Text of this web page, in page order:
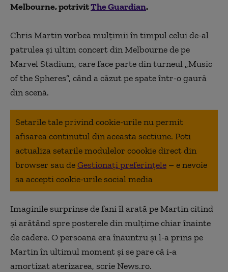
Melbourne, potrivitThe Guardian.
Chris Martin vorbea mulţimii în timpul celui de-al
patrulea şi ultim concert din Melbourne de pe
Marvel Stadium, care face parte din turneul „Music
of the Spheres”, când a căzut pe spate într-o gaură
din scenă.
Setarile tale privind cookie-urile nu permit
afisarea continutul din aceasta sectiune. Poti
actualiza setarile modulelor coookie direct din
browser sau deGestionați preferințele – e nevoie
sa accepti cookie-urile social media
Imaginile surprinse de fani îl arată pe Martin citind
şi arătând spre posterele din mulţime chiar înainte
de cădere. O persoană era înăuntru şi l-a prins pe
Martin în ultimul moment şi se pare că i-a
amortizat aterizarea, scrie News.ro.